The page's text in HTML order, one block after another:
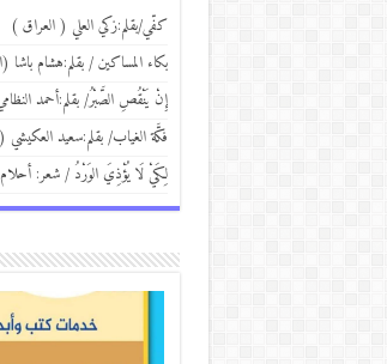
كفّي/بقلم:زكي العلي ( العراق )
بكاء المساكين / بقلم:هشام باشا
إِنْ يَنْقُصِ الصَّبْرُ/ بقلم:أحمد
فكَّة الغياب/ بقلم:سعيد العكيشي
لِكَيْ لَا يُؤْذِيَ الوَرْدُ / شعر: